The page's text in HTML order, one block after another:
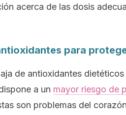
acerca de las dosis
para
de antioxidantes
a un mayor riesgo de
son problemas del